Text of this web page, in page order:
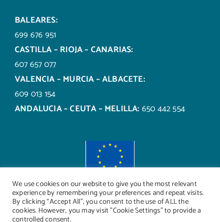
BALEARES:
699 676 951
CASTILLA – RIOJA – CANARIAS:
607 657 077
VALENCIA – MURCIA – ALBACETE:
609 013 154
ANDALUCIA – CEUTA – MELILLA: 650 442 554
We use cookies on our website to give you the most relevant
experience by remembering your preferences and repeat visits.
By clicking “Accept All”, you consent to the use of ALL the
cookies. However, you may visit "Cookie Settings" to provide a
controlled consent.